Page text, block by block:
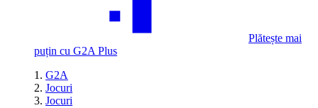
Plătește mai
puțin cu G2A Plus
G2A
Jocuri
Jocuri